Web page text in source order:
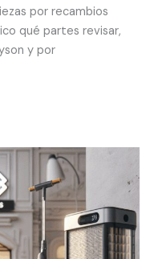
por recambios
qué partes revisar,
y por